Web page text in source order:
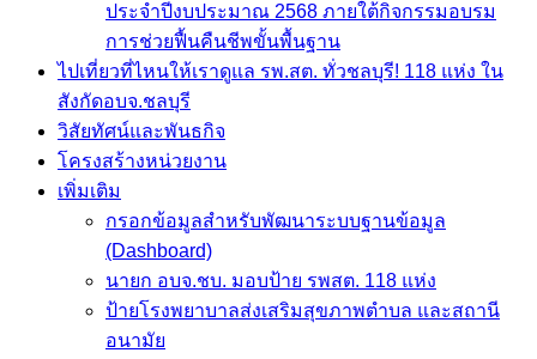
ประจำปีงบประมาณ 2568 ภายใต้กิจกรรมอบรม
การช่วยฟื้นคืนชีพขั้นพื้นฐาน
ไปเที่ยวที่ไหนให้เราดูแล รพ.สต. ทั่วชลบุรี! 118 แห่ง ใน
สังกัดอบจ.ชลบุรี
วิสัยทัศน์และพันธกิจ
โครงสร้างหน่วยงาน
เพิ่มเติม
กรอกข้อมูลสำหรับพัฒนาระบบฐานข้อมูล
(Dashboard)
นายก อบจ.ชบ. มอบป้าย รพสต. 118 แห่ง
ป้ายโรงพยาบาลส่งเสริมสุขภาพตำบล และสถานี
อนามัย